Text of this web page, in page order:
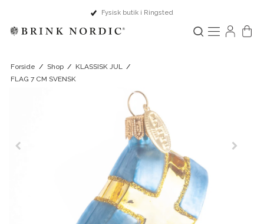
Dansk design & Europæisk håndværk
Forside / Shop / KLASSISK JUL /
FLAG 7 CM SVENSK